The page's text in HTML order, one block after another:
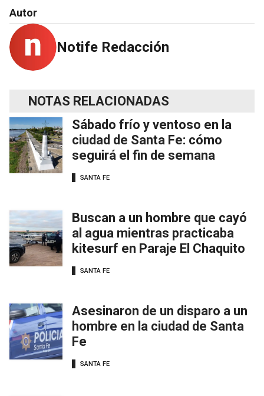
Autor
Notife Redacción
NOTAS RELACIONADAS
Sábado frío y ventoso en la
ciudad de Santa Fe: cómo
seguirá el fin de semana
SANTA FE
Buscan a un hombre que cayó
al agua mientras practicaba
kitesurf en Paraje El Chaquito
SANTA FE
Asesinaron de un disparo a un
hombre en la ciudad de Santa
Fe
SANTA FE